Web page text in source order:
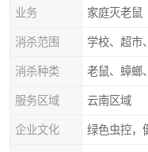
业务 家庭灭老鼠
消杀范围 学校、超市
消杀种类 老鼠、蟑螂
服务区域 云南区域
企业文化 绿色虫控，